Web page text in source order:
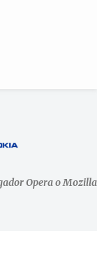
Opera o Mozilla